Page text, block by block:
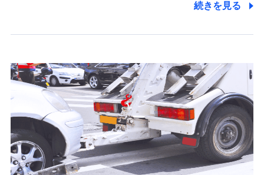
7.社員（従業者）の個人情報
人事･勤怠･健康・労務等の管理、給与支給、福利厚生・採用
退職関連処理等の各種手続きのため、当社と従業員または従
業員同士の連絡のため
8.取引先個人情報
取引先としての選定業務、営業情報の提供業務、契約締結手
続き業務、取引管理業務、およびこれらに準ずる業務の遂行
続きを見る